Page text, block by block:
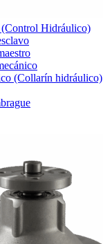
Hidráulico)
(Collarín hidráulico)